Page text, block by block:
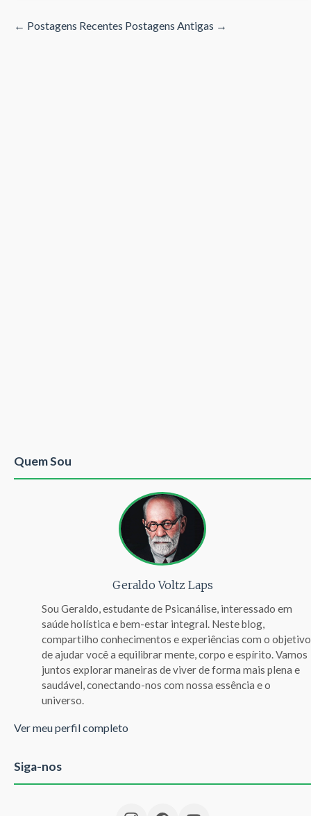
← Postagens Recentes Postagens Antigas →
Quem Sou
Geraldo Voltz Laps
Sou Geraldo, estudante de Psicanálise, interessado em
saúde holística e bem-estar integral. Neste blog,
compartilho conhecimentos e experiências com o objetivo
de ajudar você a equilibrar mente, corpo e espírito. Vamos
juntos explorar maneiras de viver de forma mais plena e
saudável, conectando-nos com nossa essência e o
universo.
Ver meu perfil completo
Siga-nos